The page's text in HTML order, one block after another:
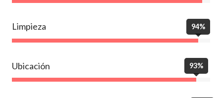
Limpieza 94%
Ubicación 93%